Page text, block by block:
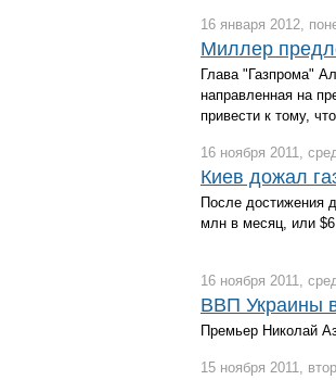
16 января 2012,
Миллер
Глава "Газпрома"
направленная на
привести к тому,
16 ноября 2011,
Киев дожал
После достижения
млн в месяц, или
16 ноября 2011,
ВВП Украины
Премьер Николай
15 ноября 2011,